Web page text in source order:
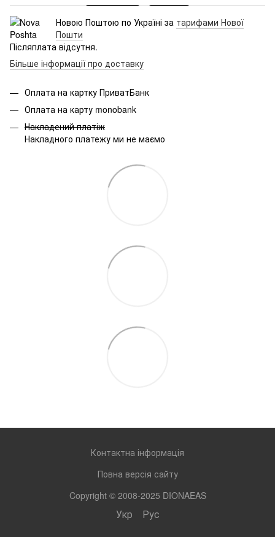
Новою Поштою по Україні за тарифами Нової
Пошти
Післяплата відсутня.
Більше інформації про доставку
Оплата на картку ПриватБанк
Оплата на карту monobank
Накладений платіж
Накладного платежу ми не маємо
Контактна інформація
Повна версія сайту
Copyright © 2008-2025 DIONAEAS
Укр Рус